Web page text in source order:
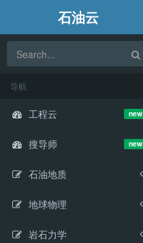
石油云
导航
工程云 new
搜导师 new
石油地质
地球物理
岩石力学